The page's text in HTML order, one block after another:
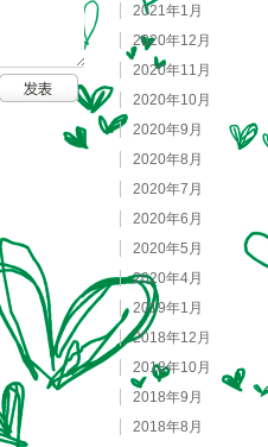
2021年1月
2020年12月
2020年11月
2020年10月
2020年9月
2020年8月
2020年7月
2020年6月
2020年5月
2020年4月
2019年1月
2018年12月
2018年10月
2018年9月
2018年8月